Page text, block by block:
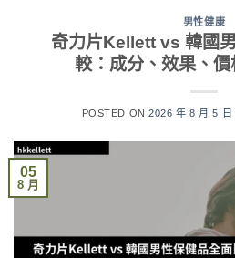
男性健康
奇力片Kellett vs 韓國
較：成分、效果、
POSTED ON2026 年 8 月 5 日
05
8 月